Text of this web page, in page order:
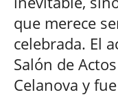
que merece
celebrada. El
Salón de
Celanova y